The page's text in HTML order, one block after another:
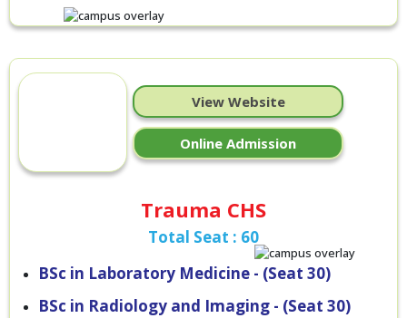
View Website
Online Admission
Trauma CHS
Total Seat : 60
BSc in Laboratory Medicine - (Seat 30)
BSc in Radiology and Imaging - (Seat 30)